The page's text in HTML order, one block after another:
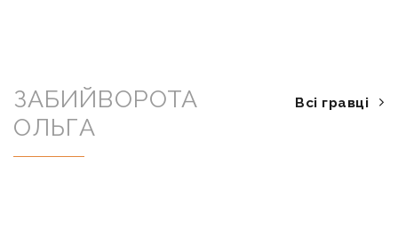
ЗАБИЙВОРОТА
ОЛЬГА
Всі гравці